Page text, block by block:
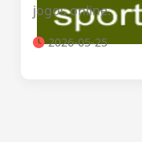
jogos online.
2026-05-25